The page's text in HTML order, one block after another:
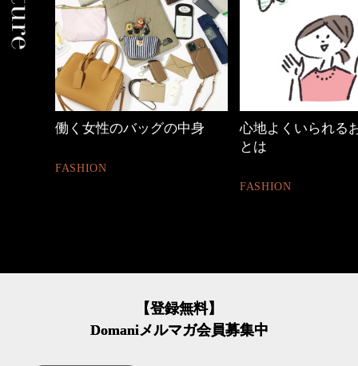
のバッグの中身
心地よくいられるおしゃれ
優木
【登録無料】
Domaniメルマガ会員募集中